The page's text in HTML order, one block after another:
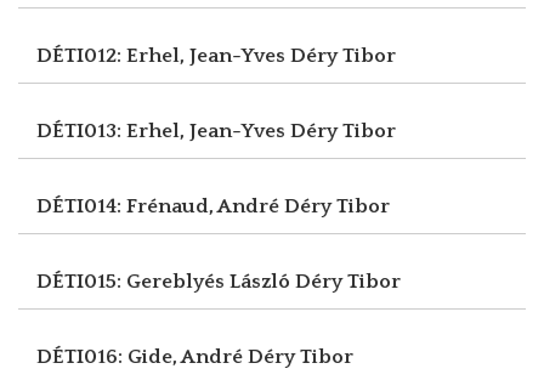
DÉTI012: Erhel, Jean-Yves Déry Tibor
DÉTI013: Erhel, Jean-Yves Déry Tibor
DÉTI014: Frénaud, André Déry Tibor
DÉTI015: Gereblyés László Déry Tibor
DÉTI016: Gide, André Déry Tibor